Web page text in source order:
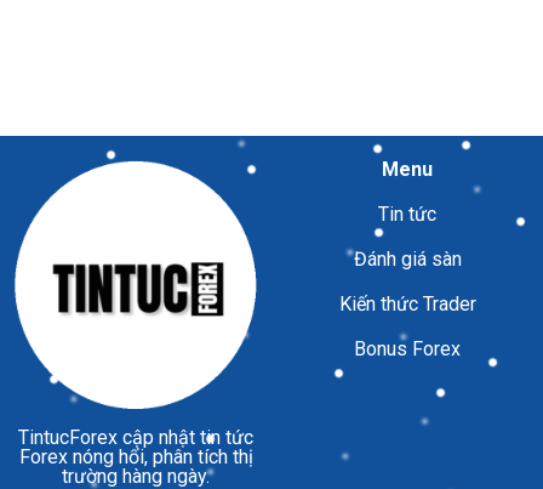
TintucForex cập nhật tin tức
Forex nóng hổi, phân tích thị
trường hàng ngày.
Menu
Tin tức
Đánh giá sàn
Kiến thức Trader
Bonus Forex